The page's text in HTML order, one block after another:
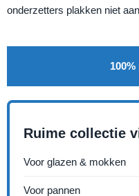
onderzetters plakken niet
Ruime collectie
Voor glazen & mokken
Voor pannen